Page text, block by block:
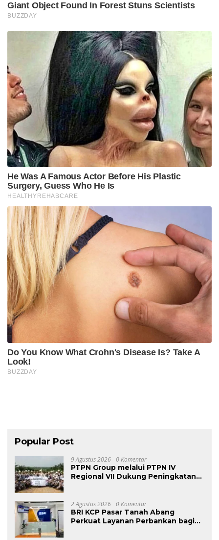
Popular Post
9 Agustus 2026 0 Komentar
PTPN Group melalui PTPN IV
Regional VII Dukung Peningkatan
Way Kanan
2 Agustus 2026 0 Komentar
BRI KCP Pasar Tanah Abang
Perkuat Layanan Perbankan bagi